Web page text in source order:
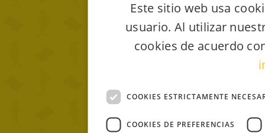
Este sitio web usa
usuario. Al utilizar
cookies de acuerdo
COOKIES ESTRICTAMENTE
COOKIES DE PREFERENCIAS